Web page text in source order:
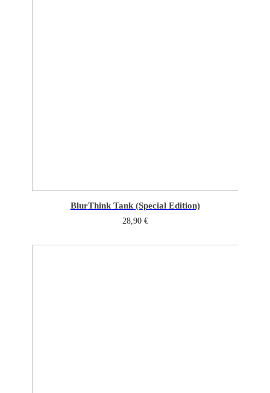
BlurThink Tank (Special Edition)
28,90 €